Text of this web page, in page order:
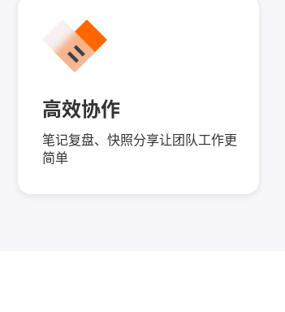
高效协作
笔记复盘、快照分享让团队工作更
简单